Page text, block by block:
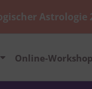
Astrologie
Online-